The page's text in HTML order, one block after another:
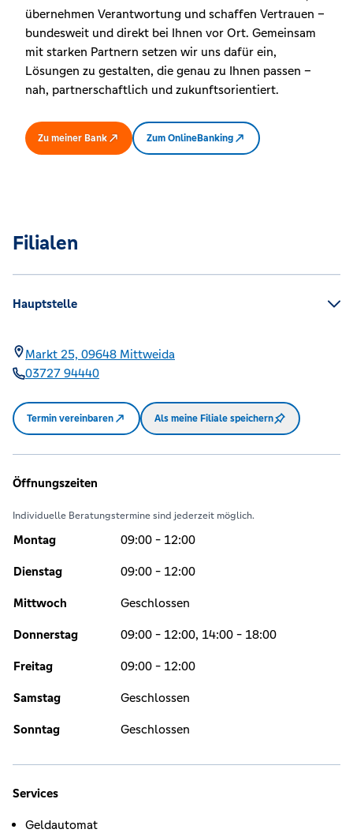
übernehmen Verantwortung und schaffen Vertrauen –
bundesweit und direkt bei Ihnen vor Ort. Gemeinsam
mit starken Partnern setzen wir uns dafür ein,
Lösungen zu gestalten, die genau zu Ihnen passen –
nah, partnerschaftlich und zukunftsorientiert.
Zu meiner Bank Zum OnlineBanking
Filialen
Hauptstelle
Markt 25, 09648 Mittweida
03727 94440
Termin vereinbaren Als meine Filiale speichern
Öffnungszeiten
Individuelle Beratungstermine sind jederzeit möglich.
Montag 09:00 - 12:00
Dienstag 09:00 - 12:00
Mittwoch Geschlossen
Donnerstag 09:00 - 12:00, 14:00 - 18:00
Freitag 09:00 - 12:00
Samstag Geschlossen
Sonntag Geschlossen
Services
Geldautomat